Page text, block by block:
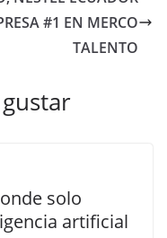
#1 EN MERCO
TALENTO
solo
artificial